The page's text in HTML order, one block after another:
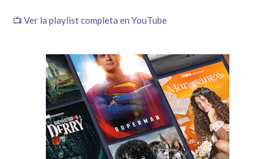
📺 Ver la playlist completa en YouTube